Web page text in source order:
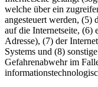
welche über ein
angesteuert werden, (5)
auf die Internetseite, (6)
Adresse), (7) der
Systems und (8)
Gefahrenabwehr im